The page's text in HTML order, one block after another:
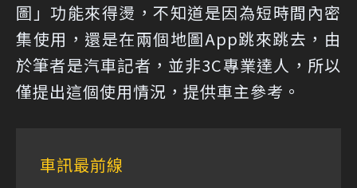
圖」功能來得燙，不知道是因為短時間內密
集使用，還是在兩個地圖App跳來跳去，由
於筆者是汽車記者，並非3C專業達人，所以
僅提出這個使用情況，提供車主參考。
車訊最前線